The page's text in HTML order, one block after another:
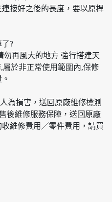
接好之後的長度，要以原桿
?
勿再風大的地方 強行搭建天
於非正常使用範圍內,保修
為損害，送回原廠維修檢測
後維修服務保障，送回原廠
維修費用／零件費用，請買